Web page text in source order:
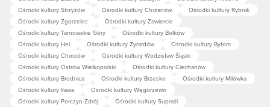
Ośrodki kultury Strzyżów
Ośrodki kultury Chrzanów
Ośrodki kultury Rybnik
Ośrodki kultury Zgorzelec
Ośrodki kultury Zawiercie
Ośrodki kultury Tarnowskie Góry
Ośrodki kultury Bolków
Ośrodki kultury Hel
Ośrodki kultury Żyrardów
Ośrodki kultury Bytom
Ośrodki kultury Chorzów
Ośrodki kultury Wodzisław Śląski
Ośrodki kultury Ostrów Wielkopolski
Ośrodki kultury Ciechanów
Ośrodki kultury Brodnica
Ośrodki kultury Brzesko
Ośrodki kultury Milówka
Ośrodki kultury Iława
Ośrodki kultury Węgorzewo
Ośrodki kultury Połczyn-Zdrój
Ośrodki kultury Supraśl